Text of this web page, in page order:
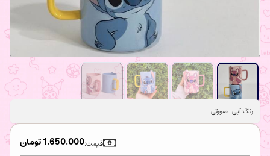
رنگ:آبی | صورتی
1.650.000تومان قیمت: